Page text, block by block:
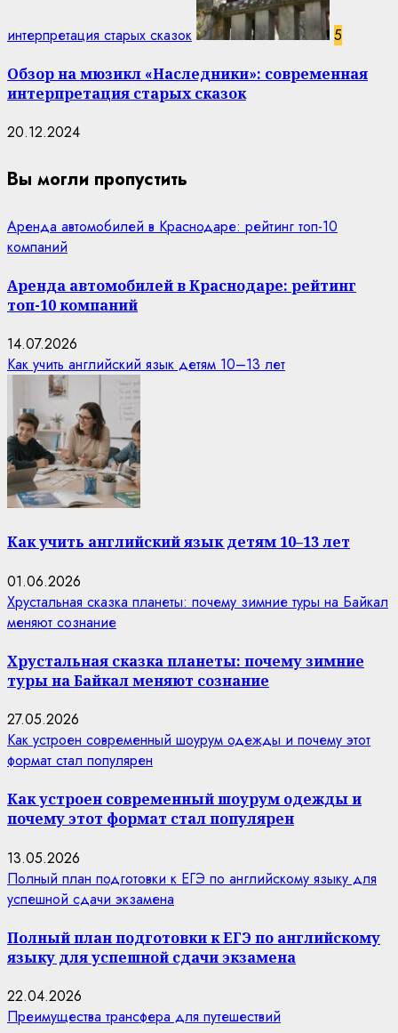
интерпретация старых сказок 5
Обзор на мюзикл «Наследники»: современная
интерпретация старых сказок
20.12.2024
Вы могли пропустить
Аренда автомобилей в Краснодаре: рейтинг топ-10
компаний
Аренда автомобилей в Краснодаре: рейтинг
топ-10 компаний
14.07.2026
Как учить английский язык детям 10–13 лет
Как учить английский язык детям 10–13 лет
01.06.2026
Хрустальная сказка планеты: почему зимние туры на Байкал
меняют сознание
Хрустальная сказка планеты: почему зимние
туры на Байкал меняют сознание
27.05.2026
Как устроен современный шоурум одежды и почему этот
формат стал популярен
Как устроен современный шоурум одежды и
почему этот формат стал популярен
13.05.2026
Полный план подготовки к ЕГЭ по английскому языку для
успешной сдачи экзамена
Полный план подготовки к ЕГЭ по английскому
языку для успешной сдачи экзамена
22.04.2026
Преимущества трансфера для путешествий